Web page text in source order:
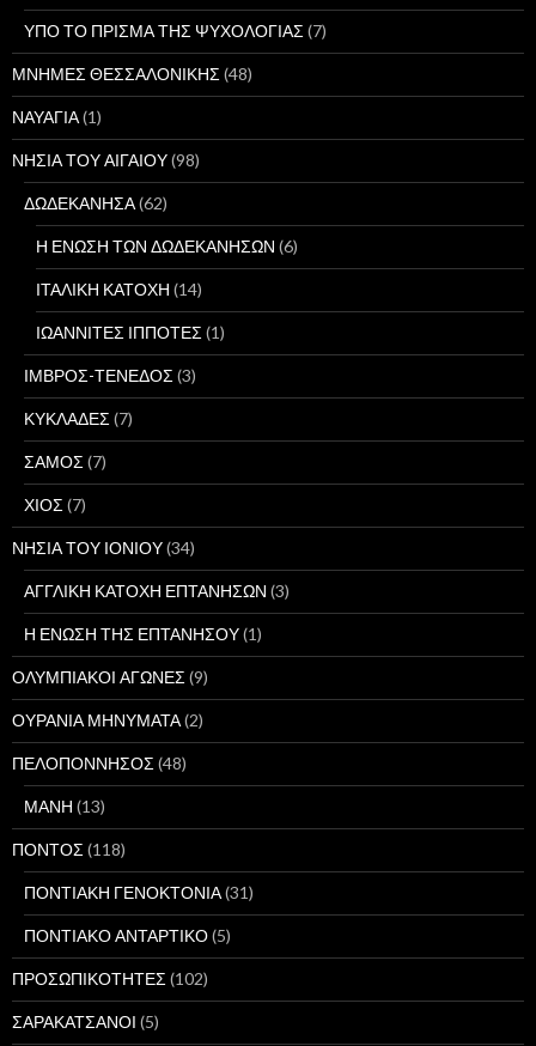
ΥΠΟ ΤΟ ΠΡΙΣΜΑ ΤΗΣ ΨΥΧΟΛΟΓΙΑΣ(7)
ΜΝΗΜΕΣ ΘΕΣΣΑΛΟΝΙΚΗΣ(48)
ΝΑΥΑΓΙΑ(1)
ΝΗΣΙΑ ΤΟΥ ΑΙΓΑΙΟΥ(98)
ΔΩΔΕΚΑΝΗΣΑ(62)
Η ΕΝΩΣΗ ΤΩΝ ΔΩΔΕΚΑΝΗΣΩΝ (6)
ΙΤΑΛΙΚΗ ΚΑΤΟΧΗ (14)
ΙΩΑΝΝΙΤΕΣ ΙΠΠΟΤΕΣ(1)
ΙΜΒΡΟΣ-ΤΕΝΕΔΟΣ(3)
ΚΥΚΛΑΔΕΣ(7)
ΣΑΜΟΣ(7)
ΧΙΟΣ(7)
ΝΗΣΙΑ ΤΟΥ ΙΟΝΙΟΥ(34)
ΑΓΓΛΙΚΗ ΚΑΤΟΧΗ ΕΠΤΑΝΗΣΩΝ (3)
Η ΕΝΩΣΗ ΤΗΣ ΕΠΤΑΝΗΣΟΥ(1)
ΟΛΥΜΠΙΑΚΟΙ ΑΓΩΝΕΣ(9)
ΟΥΡΑΝΙΑ ΜΗΝΥΜΑΤΑ(2)
ΠΕΛΟΠΟΝΝΗΣΟΣ(48)
ΜΑΝΗ (13)
ΠΟΝΤΟΣ(118)
ΠΟΝΤΙΑΚΗ ΓΕΝΟΚΤΟΝΙΑ(31)
ΠΟΝΤΙΑΚΟ ΑΝΤΑΡΤΙΚΟ(5)
ΠΡΟΣΩΠΙΚΟΤΗΤΕΣ(102)
ΣΑΡΑΚΑΤΣΑΝΟΙ (5)